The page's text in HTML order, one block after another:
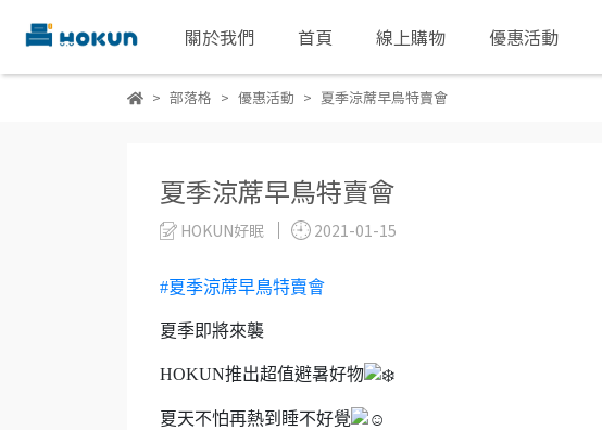
關於我們 首頁 線上購物 優惠活動
部落格 優惠活動 夏季涼蓆早鳥特賣會
夏季涼蓆早鳥特賣會
HOKUN好眠 2021-01-15
#夏季涼蓆早鳥特賣會
夏季即將來襲
HOKUN推出超值避暑好物
夏天不怕再熱到睡不好覺